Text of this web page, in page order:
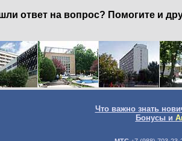
ответ на вопрос? Помогите и
Что важно знать
Бонусы и